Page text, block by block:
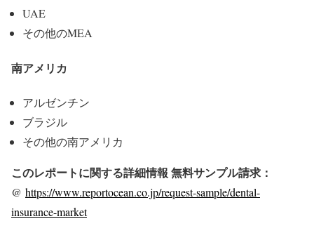
UAE
その他のMEA
南アメリカ
アルゼンチン
ブラジル
その他の南アメリカ
このレポートに関する詳細情報 無料サンプル請求：
@ https://www.reportocean.co.jp/request-sample/dental-
insurance-market